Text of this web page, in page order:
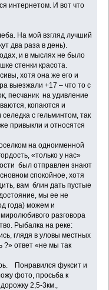
интернетом. И вот что
На мой взгляд лучший
два раза в день).
и в мыслях не было
стенки красота.
хотя она же его и
выезжали +17 – что то с
песчаник на удивление
копаются и
с гельминтом, так
привыкли и относятся
на одноименной
«только у нас»
был отправлен знают
спокойное, хотя
вам блин дать пустые
мы ее не
года) можем и
разговора
Рыбалка на реке:
глядя в уловы местных
?» ответ «не мы так
Понравился фуксит и
фото, просьба к
2,5-3км.,